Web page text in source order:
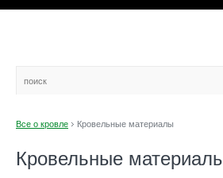
Все о кровле Кровельные материалы
Кровельные